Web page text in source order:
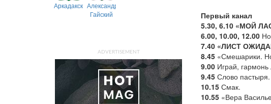
АркадакскийАлександрово-
Гайский
ADVERTISEMENT
Первый канал
5.30, 6.10 «МОЙ
6.00, 10.00, 12.00
7.40 «ЛИСТ
8.45«Смешарики.
9.00Играй,
9.45Слово пастыря.
10.15Смак.
10.55«Вера